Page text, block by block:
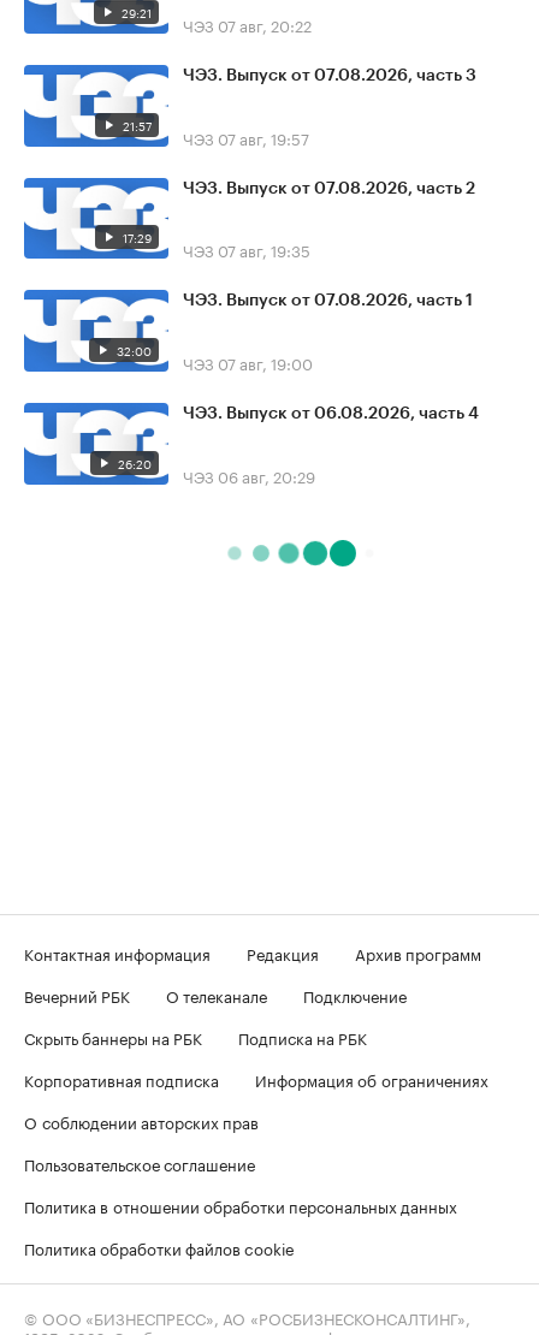
29:21 ЧЭЗ 07 авг, 20:22
21:57
ЧЭЗ. Выпуск от 07.08.2026, часть 3
ЧЭЗ 07 авг, 19:57
17:29
ЧЭЗ. Выпуск от 07.08.2026, часть 2
ЧЭЗ 07 авг, 19:35
32:00
ЧЭЗ. Выпуск от 07.08.2026, часть 1
ЧЭЗ 07 авг, 19:00
26:20
ЧЭЗ. Выпуск от 06.08.2026, часть 4
ЧЭЗ 06 авг, 20:29
Контактная информация Редакция
Архив программ
Вечерний РБК
О телеканале
Подключение
Скрыть баннеры на РБК
Подписка на РБК
Корпоративная подписка
Информация об ограничениях
О соблюдении авторских прав
Пользовательское соглашение
Политика в отношении обработки персональных данных
Политика обработки файлов cookie
© ООО «БИЗНЕСПРЕСС», АО «РОСБИЗНЕСКОНСАЛТИНГ»,